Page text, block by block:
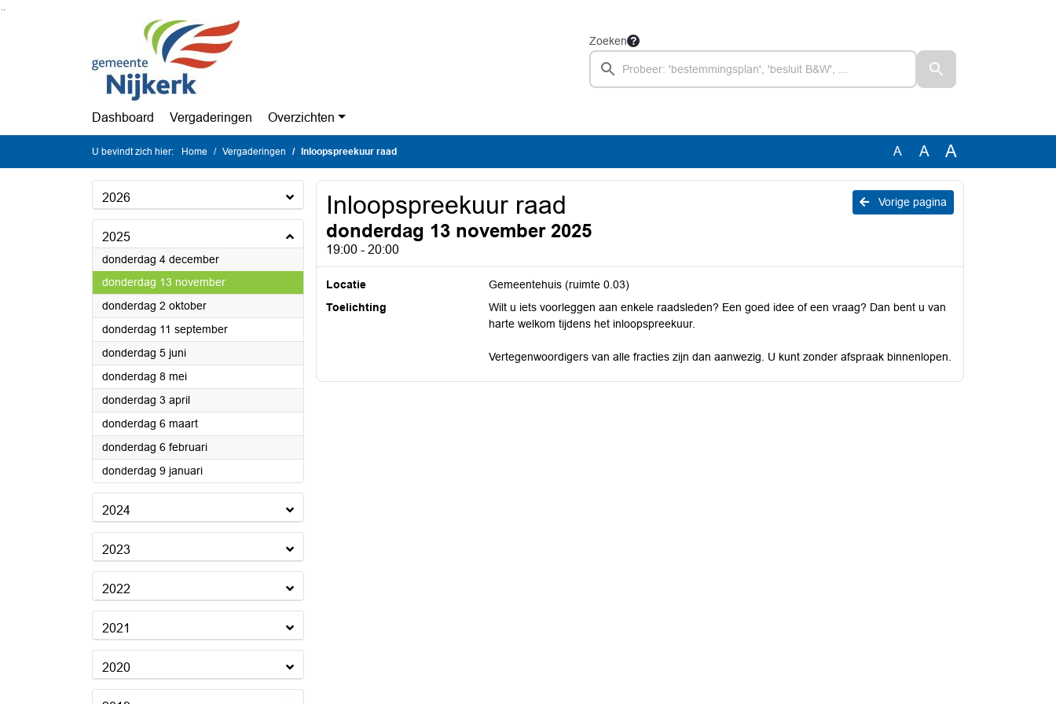
Ga naar de inhoud van deze pagina
Zoeken
Dashboard Vergaderingen Overzichten
U bevindt zich hier: Home Vergaderingen Inloopspreekuur raad A A A
2026
2025
donderdag 4 december2025
donderdag 13 november2025
donderdag 2 oktober2025
donderdag 11 september2025
donderdag 5 juni2025
donderdag 8 mei2025
donderdag 3 april2025
donderdag 6 maart2025
donderdag 6 februari2025
donderdag 9 januari2025
2024
2023
2022
2021
2020
Vorige pagina
Inloopspreekuur raad
donderdag 13 november 2025
19:00 - 20:00
Locatie
Gemeentehuis (ruimte 0.03)
Toelichting
Wilt u iets voorleggen aan enkele raadsleden? Een goed idee of een vraag? Dan bent u van
harte welkom tijdens het inloopspreekuur.
Vertegenwoordigers van alle fracties zijn dan aanwezig. U kunt zonder afspraak binnenlopen.